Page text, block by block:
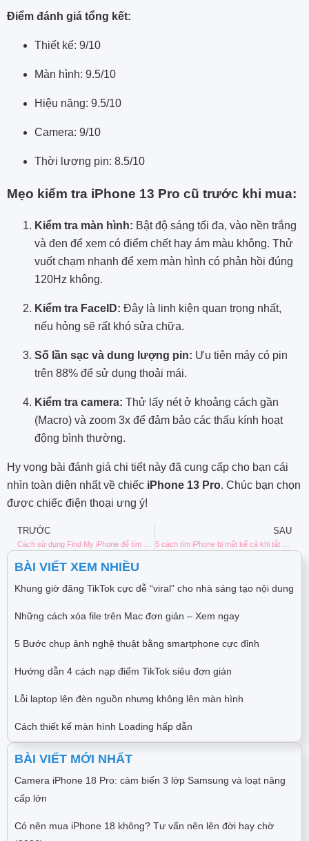
Điểm đánh giá tổng kết:
Thiết kế: 9/10
Màn hình: 9.5/10
Hiệu năng: 9.5/10
Camera: 9/10
Thời lượng pin: 8.5/10
Mẹo kiểm tra iPhone 13 Pro cũ trước khi mua:
Kiểm tra màn hình: Bật độ sáng tối đa, vào nền trắng
và đen để xem có điểm chết hay ám màu không. Thử
vuốt chạm nhanh để xem màn hình có phản hồi đúng
120Hz không.
Kiểm tra FaceID: Đây là linh kiện quan trọng nhất,
nếu hỏng sẽ rất khó sửa chữa.
Số lần sạc và dung lượng pin: Ưu tiên máy có pin
trên 88% để sử dụng thoải mái.
Kiểm tra camera: Thử lấy nét ở khoảng cách gần
(Macro) và zoom 3x để đảm bảo các thấu kính hoạt
động bình thường.
Hy vọng bài đánh giá chi tiết này đã cung cấp cho bạn cái
nhìn toàn diện nhất về chiếc iPhone 13 Pro. Chúc bạn chọn
được chiếc điện thoại ưng ý!
TRƯỚC SAU
BÀI VIẾT XEM NHIỀU
Khung giờ đăng TikTok cực dễ “viral” cho nhà sáng tạo nội dung
Những cách xóa file trên Mac đơn giản – Xem ngay
5 Bước chụp ảnh nghệ thuật bằng smartphone cực đỉnh
Hướng dẫn 4 cách nạp điểm TikTok siêu đơn giản
Lỗi laptop lên đèn nguồn nhưng không lên màn hình
Cách thiết kế màn hình Loading hấp dẫn
BÀI VIẾT MỚI NHẤT
Camera iPhone 18 Pro: cảm biến 3 lớp Samsung và loạt nâng
cấp lớn
Có nên mua iPhone 18 không? Tư vấn nên lên đời hay chờ